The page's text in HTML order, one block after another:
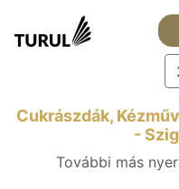
Cukrászdák,
-
További más